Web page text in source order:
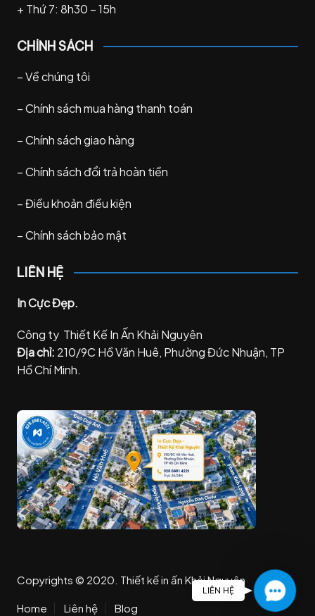
+ Thứ 7: 8h30 – 15h
CHÍNH SÁCH
–Về chúng tôi
–Chính sách mua hàng thanh toán
–Chính sách giao hàng
–Chính sách đổi trả hoàn tiền
–Điều khoản điều kiện
–Chính sách bảo mật
LIÊN HỆ
In Cực Đẹp.
Công ty Thiết Kế In Ấn Khải Nguyên
Địa chỉ: 210/9C Hồ Văn Huê, Phường Đức Nhuận, TP
Hồ Chí Minh.
Copyrights © 2020. Thiết kế in ấn Khải Nguyên
Home Liên hệ Blog
C
o
LIÊN HỆ